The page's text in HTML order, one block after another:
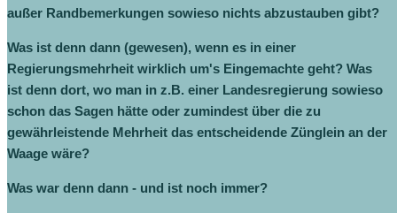
außer Randbemerkungen sowieso nichts abzustauben gibt?
Was ist denn dann (gewesen), wenn es in einer
Regierungsmehrheit wirklich um's Eingemachte geht? Was
ist denn dort, wo man in z.B. einer Landesregierung sowieso
schon das Sagen hätte oder zumindest über die zu
gewährleistende Mehrheit das entscheidende Zünglein an der
Waage wäre?
Was war denn dann - und ist noch immer?